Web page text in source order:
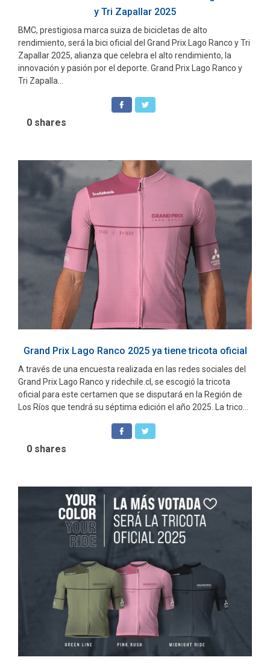
y Tri Zapallar 2025
BMC, prestigiosa marca suiza de bicicletas de alto
rendimiento, será la bici oficial del Grand Prix Lago Ranco y Tri
Zapallar 2025, alianza que celebra el alto rendimiento, la
innovación y pasión por el deporte. Grand Prix Lago Ranco y
Tri Zapalla...
0 shares
Grand Prix Lago Ranco 2025 ya tiene tricota oficial
A través de una encuesta realizada en las redes sociales del
Grand Prix Lago Ranco y ridechile.cl, se escogió la tricota
oficial para este certamen que se disputará en la Región de
Los Ríos que tendrá su séptima edición el año 2025. La trico...
0 shares